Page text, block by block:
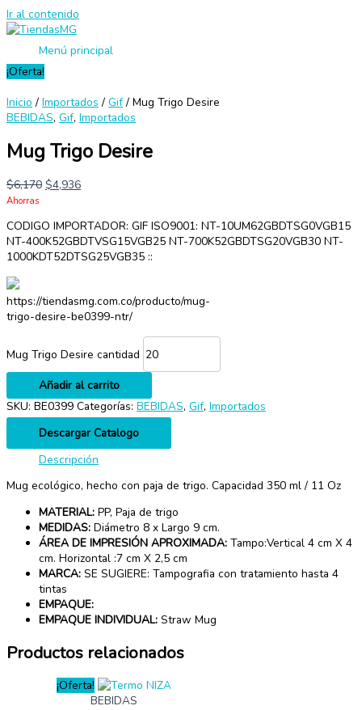
Ir al contenido
Menú principal
¡Oferta!
Inicio / Importados / Gif/ Mug Trigo Desire
BEBIDAS, Gif, Importados
Mug Trigo Desire
$6,170 $4,936
Ahorras
CODIGO IMPORTADOR: GIF ISO9001: NT-10UM62GBDTSG0VGB15
NT-400K52GBDTVSG15VGB25 NT-700K52GBDTSG20VGB30 NT-
1000KDT52DTSG25VGB35 ::
https://tiendasmg.com.co/producto/mug-
trigo-desire-be0399-ntr/
Mug Trigo Desire cantidad
Añadir al carrito
SKU: BE0399 Categorías: BEBIDAS, Gif, Importados
Descargar Catalogo
Descripción
Mug ecológico, hecho con paja de trigo. Capacidad 350 ml / 11 Oz
MATERIAL: PP, Paja de trigo
MEDIDAS: Diámetro 8 x Largo 9 cm.
ÁREA DE IMPRESIÓN APROXIMADA: Tampo:Vertical 4 cm X 4
cm. Horizontal :7 cm X 2,5 cm
MARCA: SE SUGIERE: Tampografia con tratamiento hasta 4
tintas
EMPAQUE:
EMPAQUE INDIVIDUAL: Straw Mug
Productos relacionados
¡Oferta!
BEBIDAS